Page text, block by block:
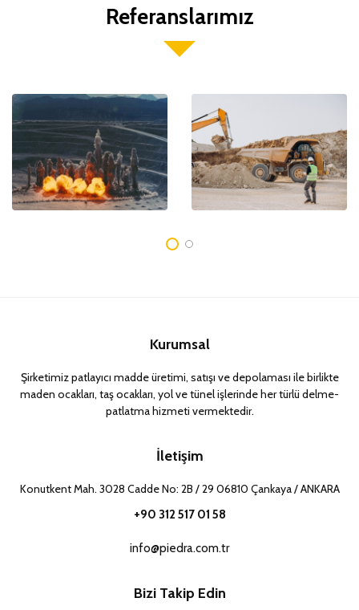
Referanslarımız
Kurumsal
Şirketimiz patlayıcı madde üretimi, satışı ve depolaması ile birlikte
maden ocakları, taş ocakları, yol ve tünel işlerinde her türlü delme-
patlatma hizmeti vermektedir.
İletişim
Konutkent Mah. 3028 Cadde No: 2B / 29 06810 Çankaya / ANKARA
+90 312 517 01 58
info@piedra.com.tr
Bizi Takip Edin